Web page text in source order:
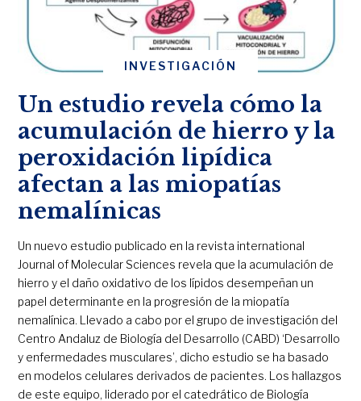
INVESTIGACIÓN
Un estudio revela cómo la
acumulación de hierro y la
peroxidación lipídica
afectan a las miopatías
nemalínicas
Un nuevo estudio publicado en la revista international
Journal of Molecular Sciences revela que la acumulación de
hierro y el daño oxidativo de los lípidos desempeñan un
papel determinante en la progresión de la miopatía
nemalínica. Llevado a cabo por el grupo de investigación del
Centro Andaluz de Biología del Desarrollo (CABD) ‘Desarrollo
y enfermedades musculares’, dicho estudio se ha basado
en modelos celulares derivados de pacientes. Los hallazgos
de este equipo, liderado por el catedrático de Biología